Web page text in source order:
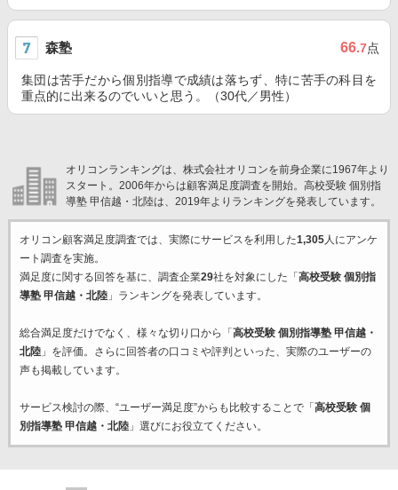
森塾 66.7点
集団は苦手だから個別指導で成績は落ちず、特に苦手の科目を
重点的に出来るのでいいと思う。（30代／男性）
オリコンランキングは、株式会社オリコンを前身企業に1967年より
スタート。2006年からは顧客満足度調査を開始。高校受験 個別指
導塾 甲信越・北陸は、2019年よりランキングを発表しています。
オリコン顧客満足度調査では、実際にサービスを利用した1,305人にアンケ
ート調査を実施。
満足度に関する回答を基に、調査企業29社を対象にした「 高校受験 個別指
導塾 甲信越・北陸」ランキングを発表しています。
総合満足度だけでなく、様々な切り口から「 高校受験 個別指導塾 甲信越・
北陸」を評価。さらに回答者の口コミや評判といった、実際のユーザーの
声も掲載しています。
サービス検討の際、“ユーザー満足度”からも比較することで「 高校受験 個
別指導塾 甲信越・北陸」選びにお役立てください。